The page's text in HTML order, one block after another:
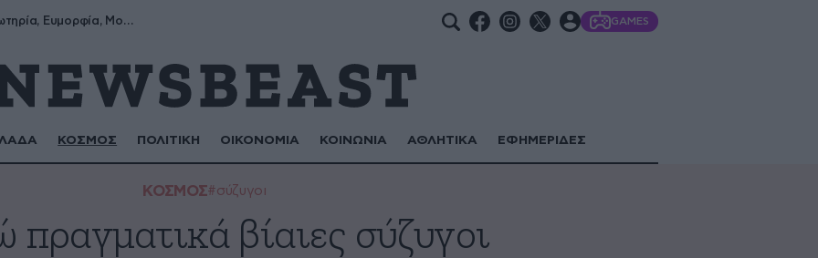
Σωτήρης, Σωτηρία, Ευμορφία, Μορφούλα GAMES
ΚΟΣΜΟΣ ΠΟΛΙΤΙΚΗ ΟΙΚΟΝΟΜΙΑ ΚΟΙΝΩΝΙΑ ΑΘΛΗΤΙΚΑ ΕΦΗΜΕΡΙΔΕΣ
ΚΟΣΜΟΣ#σύζυγοι
πραγματικά βίαιες σύζυγοι